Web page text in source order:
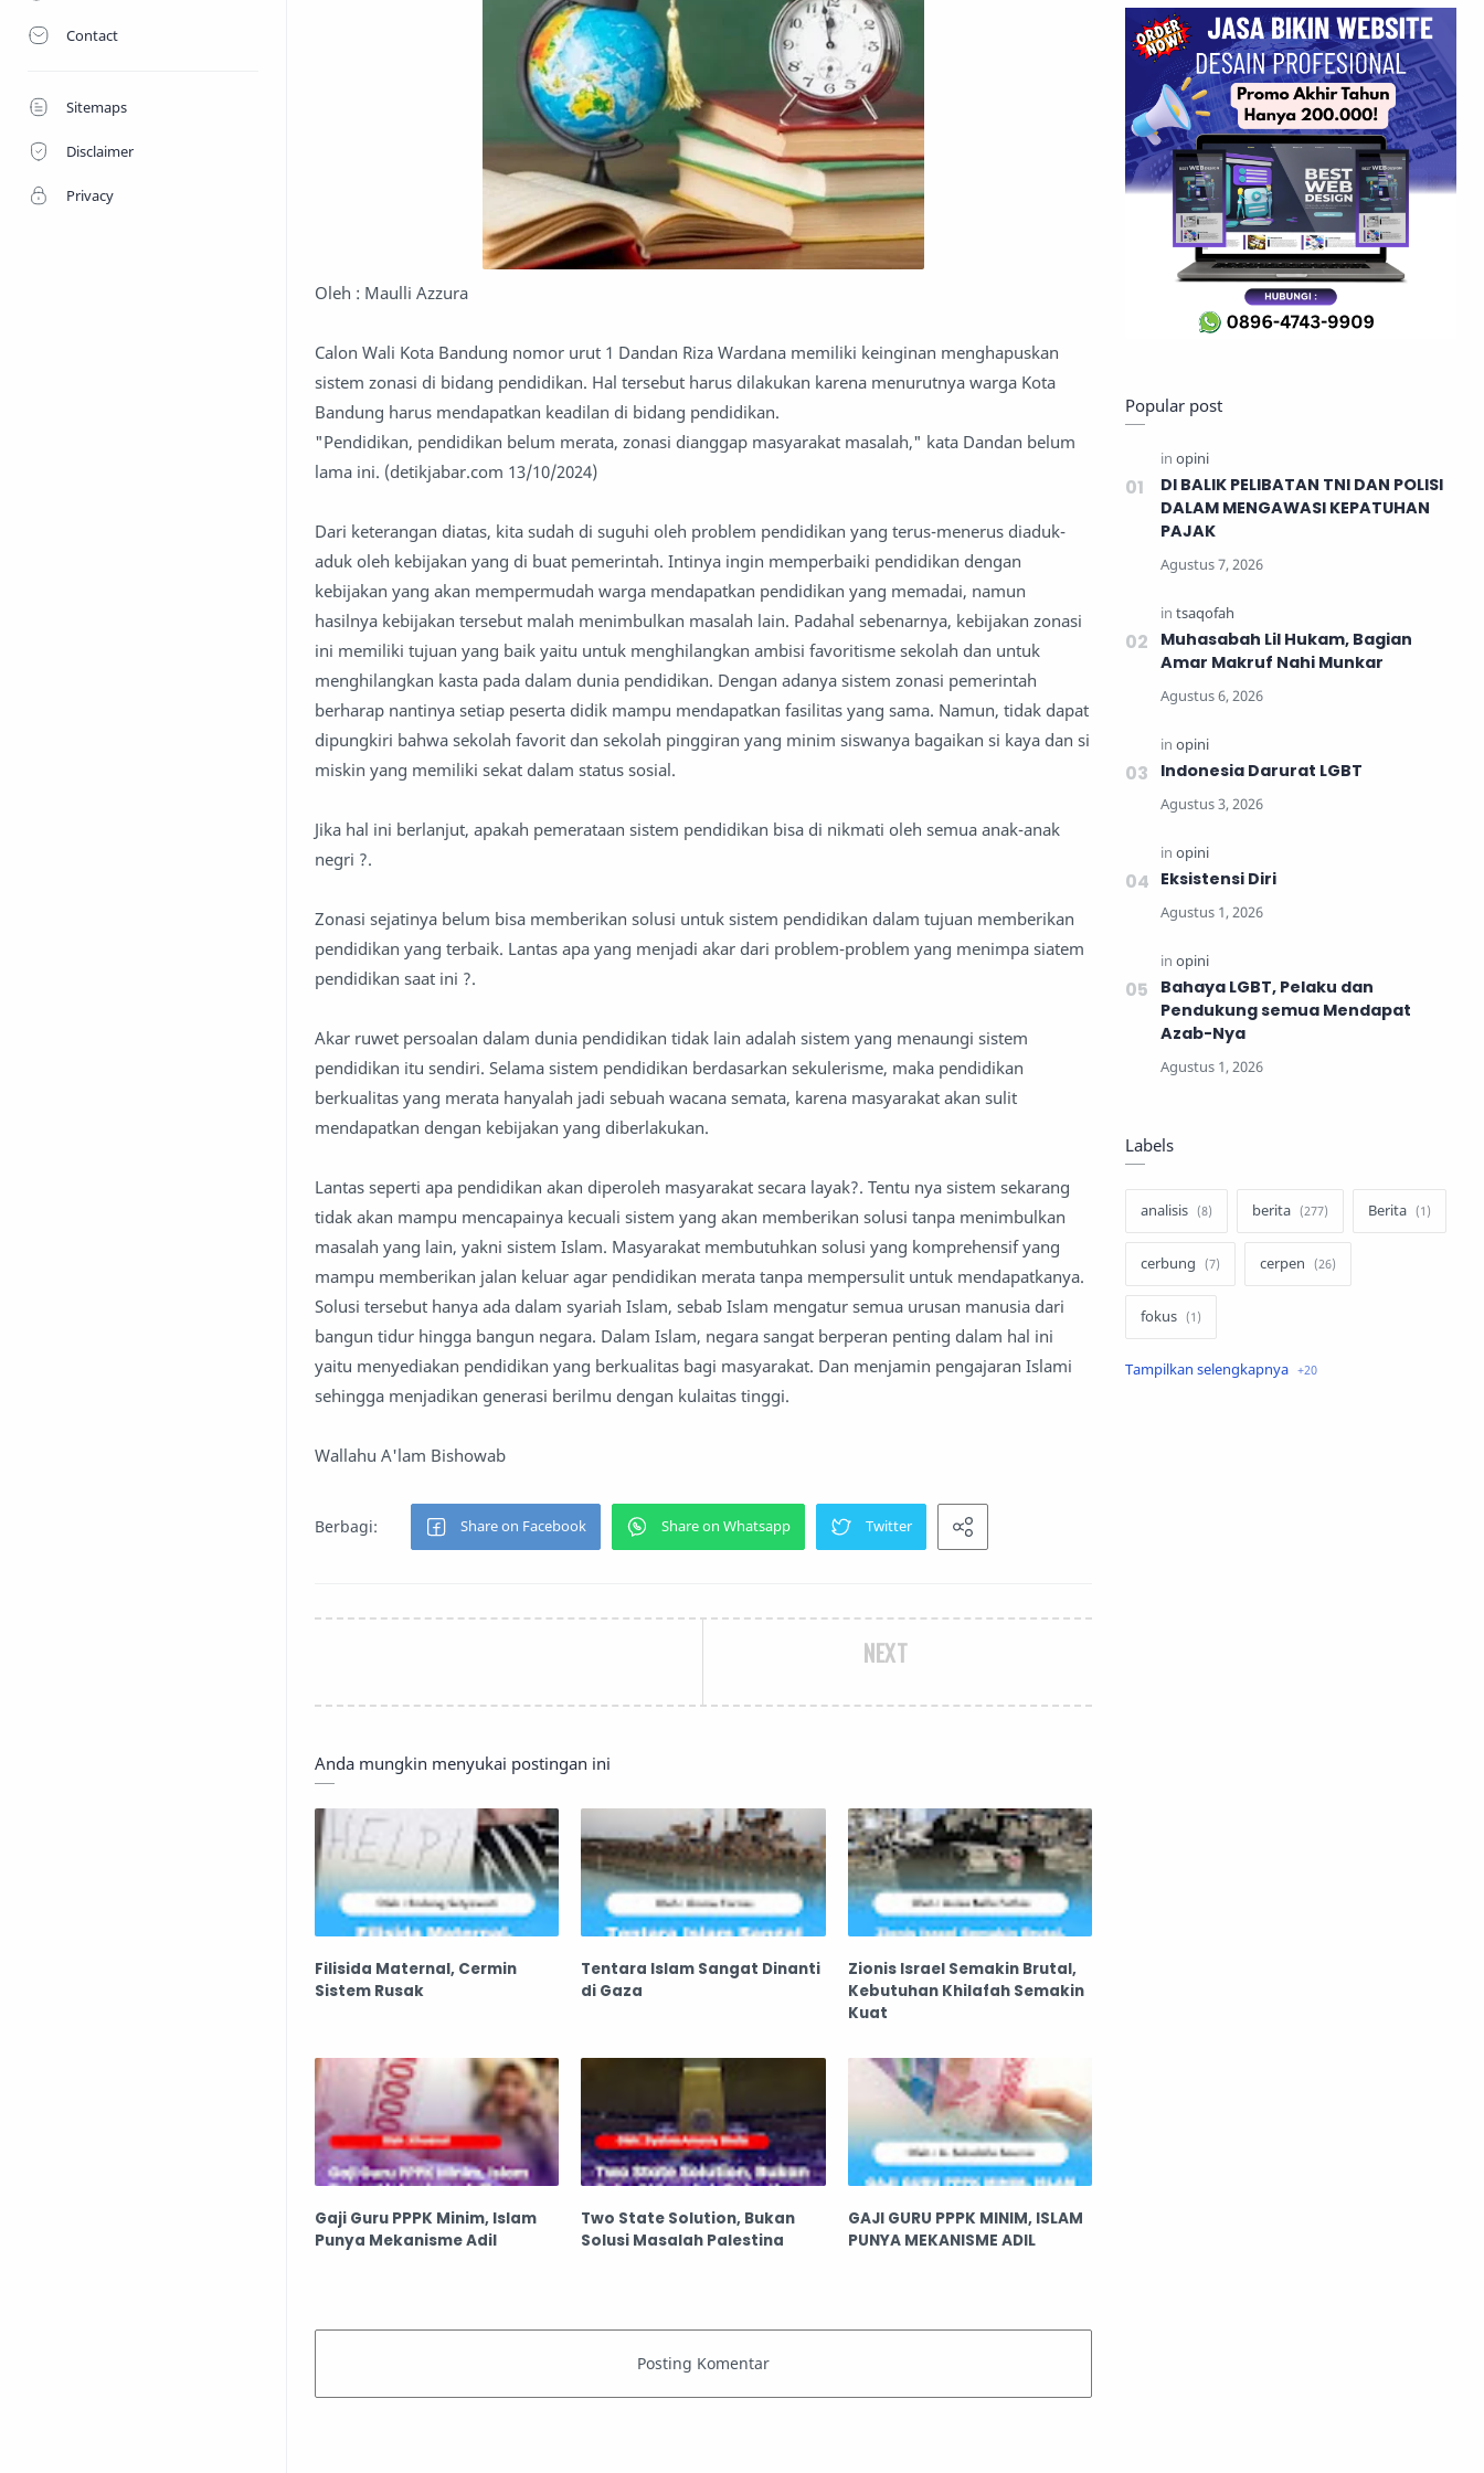
Contact
Sitemaps
Disclaimer
Privacy
Oleh : Maulli Azzura
Calon Wali Kota Bandung nomor urut 1 Dandan Riza Wardana memiliki keinginan menghapuskan
sistem zonasi di bidang pendidikan. Hal tersebut harus dilakukan karena menurutnya warga Kota
Bandung harus mendapatkan keadilan di bidang pendidikan.
"Pendidikan, pendidikan belum merata, zonasi dianggap masyarakat masalah," kata Dandan belum
lama ini. (detikjabar.com 13/10/2024)
Dari keterangan diatas, kita sudah di suguhi oleh problem pendidikan yang terus-menerus diaduk-
aduk oleh kebijakan yang di buat pemerintah. Intinya ingin memperbaiki pendidikan dengan
kebijakan yang akan mempermudah warga mendapatkan pendidikan yang memadai, namun
hasilnya kebijakan tersebut malah menimbulkan masalah lain. Padahal sebenarnya, kebijakan zonasi
ini memiliki tujuan yang baik yaitu untuk menghilangkan ambisi favoritisme sekolah dan untuk
menghilangkan kasta pada dalam dunia pendidikan. Dengan adanya sistem zonasi pemerintah
berharap nantinya setiap peserta didik mampu mendapatkan fasilitas yang sama. Namun, tidak dapat
dipungkiri bahwa sekolah favorit dan sekolah pinggiran yang minim siswanya bagaikan si kaya dan si
miskin yang memiliki sekat dalam status sosial.
Jika hal ini berlanjut, apakah pemerataan sistem pendidikan bisa di nikmati oleh semua anak-anak
negri ?.
Zonasi sejatinya belum bisa memberikan solusi untuk sistem pendidikan dalam tujuan memberikan
pendidikan yang terbaik. Lantas apa yang menjadi akar dari problem-problem yang menimpa siatem
pendidikan saat ini ?.
Akar ruwet persoalan dalam dunia pendidikan tidak lain adalah sistem yang menaungi sistem
pendidikan itu sendiri. Selama sistem pendidikan berdasarkan sekulerisme, maka pendidikan
berkualitas yang merata hanyalah jadi sebuah wacana semata, karena masyarakat akan sulit
mendapatkan dengan kebijakan yang diberlakukan.
Lantas seperti apa pendidikan akan diperoleh masyarakat secara layak?. Tentu nya sistem sekarang
tidak akan mampu mencapainya kecuali sistem yang akan memberikan solusi tanpa menimbulkan
masalah yang lain, yakni sistem Islam. Masyarakat membutuhkan solusi yang komprehensif yang
mampu memberikan jalan keluar agar pendidikan merata tanpa mempersulit untuk mendapatkanya.
Solusi tersebut hanya ada dalam syariah Islam, sebab Islam mengatur semua urusan manusia dari
bangun tidur hingga bangun negara. Dalam Islam, negara sangat berperan penting dalam hal ini
yaitu menyediakan pendidikan yang berkualitas bagi masyarakat. Dan menjamin pengajaran Islami
sehingga menjadikan generasi berilmu dengan kulaitas tinggi.
Wallahu A'lam Bishowab
NEXT
Anda mungkin menyukai postingan ini
Filisida Maternal, Cermin
Sistem Rusak
Tentara Islam Sangat Dinanti
di Gaza
Zionis Israel Semakin Brutal,
Kebutuhan Khilafah Semakin
Kuat
Gaji Guru PPPK Minim, Islam
Punya Mekanisme Adil
Two State Solution, Bukan
Solusi Masalah Palestina
GAJI GURU PPPK MINIM, ISLAM
PUNYA MEKANISME ADIL
Popular post
DI BALIK PELIBATAN TNI DAN POLISI
DALAM MENGAWASI KEPATUHAN
PAJAK
Muhasabah Lil Hukam, Bagian
Amar Makruf Nahi Munkar
Indonesia Darurat LGBT
Eksistensi Diri
Bahaya LGBT, Pelaku dan
Pendukung semua Mendapat
Azab-Nya
Labels
analisis berita Berita
cerbung cerpen
fokus
hukum internasional